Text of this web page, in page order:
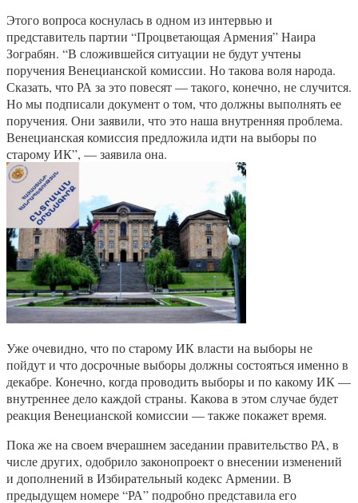
Этого вопроса коснулась в одном из интервью и
представитель партии “Процветающая Армения” Наира
Зограбян. “В сложившейся ситуации не будут учтены
поручения Венецианской комиссии. Но такова воля народа.
Сказать, что РА за это повесят — такого, конечно, не случится.
Но мы подписали документ о том, что должны выполнять ее
поручения. Они заявили, что это наша внутренняя проблема.
Венецианская комиссия предложила идти на выборы по
старому ИК”, — заявила она.
Уже очевидно, что по старому ИК власти на выборы не
пойдут и что досрочные выборы должны состояться именно в
декабре. Конечно, когда проводить выборы и по какому ИК —
внутреннее дело каждой страны. Какова в этом случае будет
реакция Венецианской комиссии — также покажет время.
Пока же на своем вчерашнем заседании правительство РА, в
числе других, одобрило законопроект о внесении изменений
и дополнений в Избирательный кодекс Армении. В
предыдущем номере “РА” подробно представила его